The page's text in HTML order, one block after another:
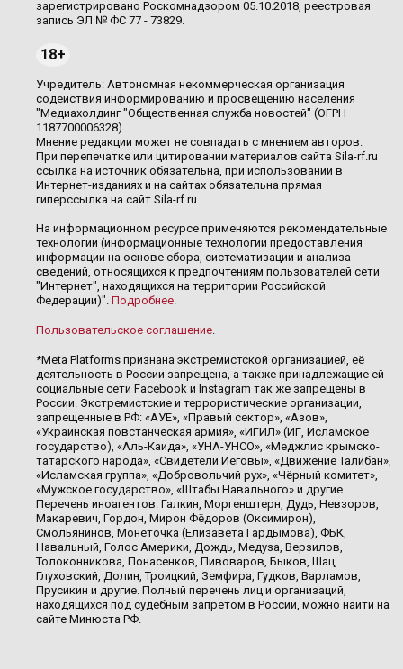
зарегистрировано Роскомнадзором 05.10.2018, реестровая
запись ЭЛ № ФС 77 - 73829.
18+
Учредитель: Автономная некоммерческая организация
содействия информированию и просвещению населения
"Медиахолдинг "Общественная служба новостей" (ОГРН
1187700006328).
Мнение редакции может не совпадать с мнением авторов.
При перепечатке или цитировании материалов сайта Sila-rf.ru
ссылка на источник обязательна, при использовании в
Интернет-изданиях и на сайтах обязательна прямая
гиперссылка на сайт Sila-rf.ru.
На информационном ресурсе применяются рекомендательные
технологии (информационные технологии предоставления
информации на основе сбора, систематизации и анализа
сведений, относящихся к предпочтениям пользователей сети
"Интернет", находящихся на территории Российской
Федерации)". Подробнее.
Пользовательское соглашение.
*Meta Platforms признана экстремистской организацией, её
деятельность в России запрещена, а также принадлежащие ей
социальные сети Facebook и Instagram так же запрещены в
России. Экстремистские и террористические организации,
запрещенные в РФ: «АУЕ», «Правый сектор», «Азов»,
«Украинская повстанческая армия», «ИГИЛ» (ИГ, Исламское
государство), «Аль-Каида», «УНА-УНСО», «Меджлис крымско-
татарского народа», «Свидетели Иеговы», «Движение Талибан»,
«Исламская группа», «Добровольчий рух», «Чёрный комитет»,
«Мужское государство», «Штабы Навального» и другие.
Перечень иноагентов: Галкин, Моргенштерн, Дудь, Невзоров,
Макаревич, Гордон, Мирон Фёдоров (Оксимирон),
Смольянинов, Монеточка (Елизавета Гардымова), ФБК,
Навальный, Голос Америки, Дождь, Медуза, Верзилов,
Толоконникова, Понасенков, Пивоваров, Быков, Шац,
Глуховский, Долин, Троицкий, Земфира, Гудков, Варламов,
Прусикин и другие. Полный перечень лиц и организаций,
находящихся под судебным запретом в России, можно найти на
сайте Минюста РФ.